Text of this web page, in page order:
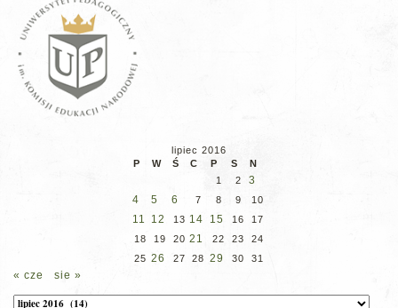
lipiec 2016
P
W Ś C P S
N
1
2
3
4
5 6 7 8 9 10
11 12 13 14 15 16
17
18
19 20 21 22 23
24
25 26 27 28 29 30 31
« cze sie »
Archiwum